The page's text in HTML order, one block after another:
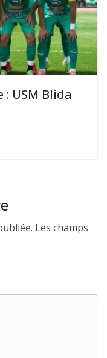
: USM Blida
Les champs